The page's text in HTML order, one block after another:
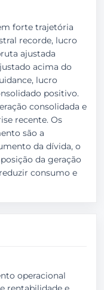
forte trajetória
recorde, lucro
ajustada
acima do
lucro
positivo.
consolidada e
recente. Os
são a
da dívida, o
da geração
consumo e
operacional